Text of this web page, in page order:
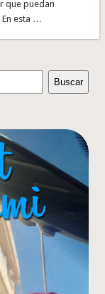
que puedan
En esta …
Buscar